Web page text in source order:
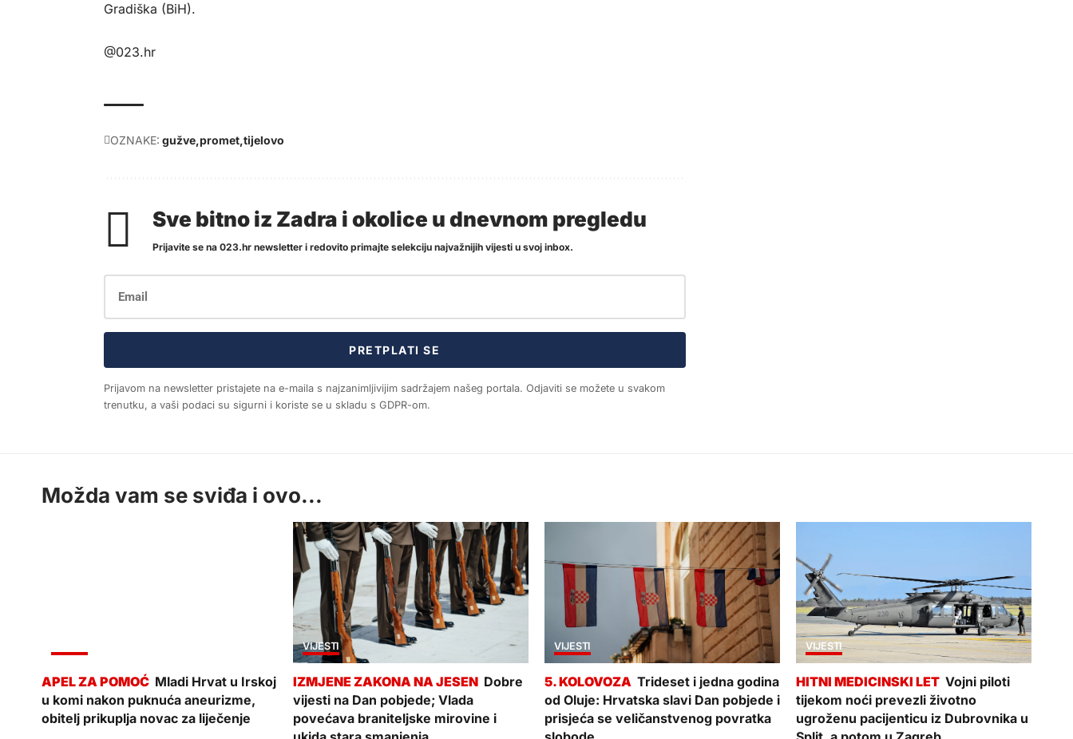
Gradiška (BiH).
@023.hr
OZNAKE: gužve promet tijelovo
Sve bitno iz Zadra i okolice u dnevnom pregledu
Prijavite se na 023.hr newsletter i redovito primajte selekciju najvažnijih vijesti u svoj inbox.
PRETPLATI SE
Prijavom na newsletter pristajete na e-maila s najzanimljivijim sadržajem našeg portala. Odjaviti se možete u svakom
trenutku, a vaši podaci su sigurni i koriste se u skladu s GDPR-om.
Možda vam se sviđa i ovo...
Mladi Hrvat u Irskoj
u komi nakon puknuća aneurizme,
obitelj prikuplja novac za liječenje
VIJESTI
Dobre
vijesti na Dan pobjede; Vlada
povećava braniteljske mirovine i
VIJESTI
Trideset i jedna godina
od Oluje: Hrvatska slavi Dan pobjede i
prisjeća se veličanstvenog povratka
VIJESTI
Vojni piloti
tijekom noći prevezli životno
ugroženu pacijenticu iz Dubrovnika u